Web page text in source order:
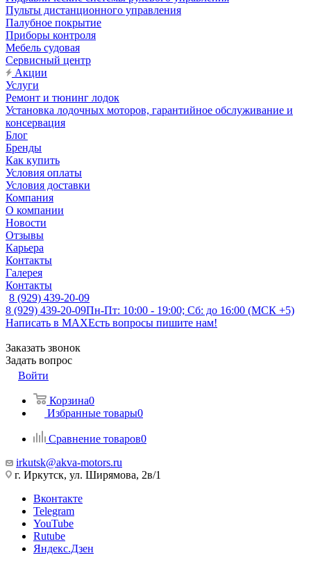
Пульты дистанционного управления
Палубное покрытие
Приборы контроля
Мебель судовая
Сервисный центр
Акции
Услуги
Ремонт и тюнинг лодок
Установка лодочных моторов, гарантийное обслуживание и
консервация
Блог
Бренды
Как купить
Условия оплаты
Условия доставки
Компания
О компании
Новости
Отзывы
Карьера
Контакты
Галерея
Контакты
8 (929) 439-20-09
8 (929) 439-20-09Пн-Пт: 10:00 - 19:00; Сб: до 16:00 (МСК +5)
Написать в MAXЕсть вопросы пишите нам!
Заказать звонок
Задать вопрос
Войти
Корзина0
Избранные товары0
Сравнение товаров0
irkutsk@akva-motors.ru
г. Иркутск, ул. Ширямова, 2в/1
Вконтакте
Telegram
YouTube
Rutube
Яндекс.Дзен